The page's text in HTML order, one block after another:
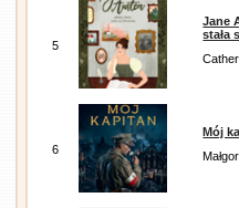
5
Jane
stała
6
Mój